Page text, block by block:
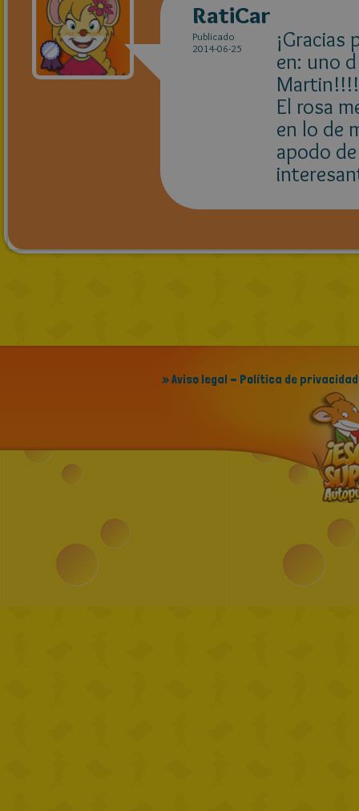
RatiCar
Publicado
2014-06-25
en: uno
Martin!!!!
El rosa
en lo de
apodo
» Aviso legal - Política de privacidad